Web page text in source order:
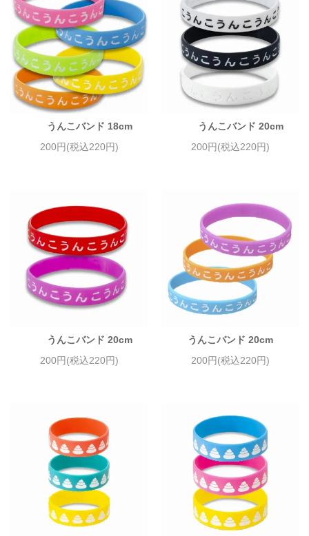
うんこバンド 18cm
200円(税込220円)
うんこバンド 20cm
200円(税込220円)
うんこバンド 20cm
200円(税込220円)
うんこバンド 20cm
200円(税込220円)